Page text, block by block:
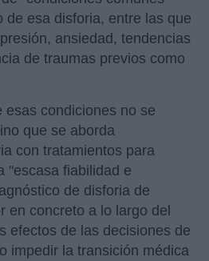
de esa disforia, entre las que
ansiedad, tendencias
de traumas previos como
esas condiciones no se
que se aborda
con tratamientos para
"escasa fiabilidad e
de disforia de
en concreto a lo largo del
efectos de las decisiones de
impedir la transición médica